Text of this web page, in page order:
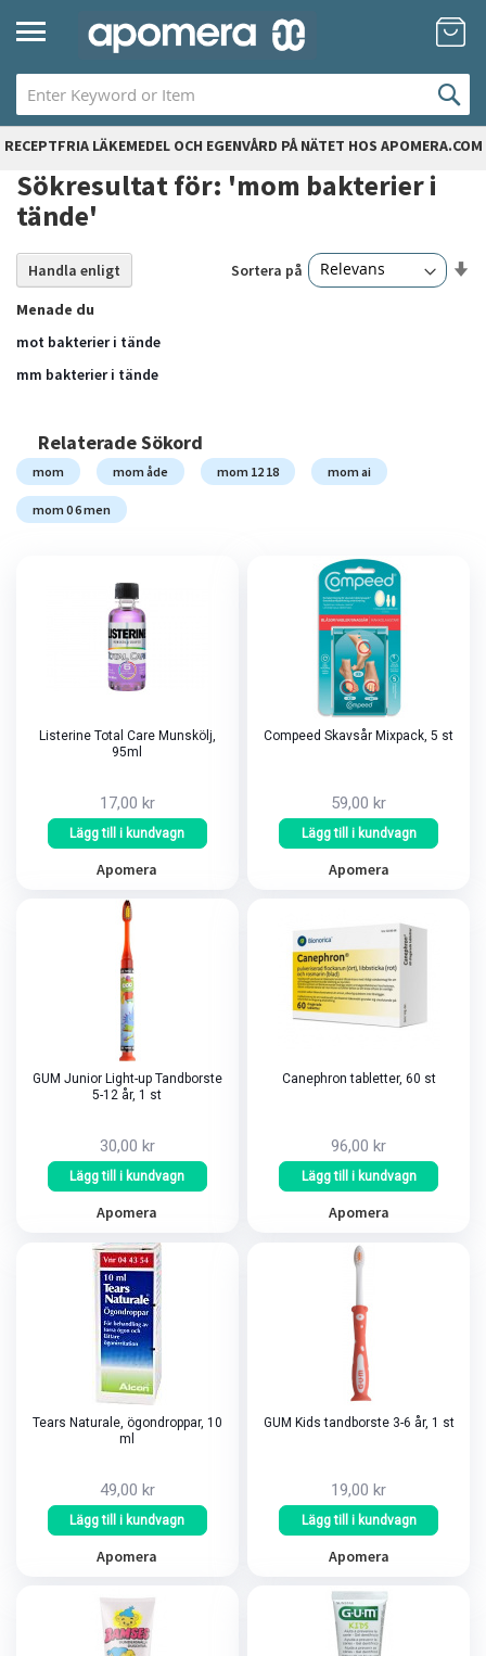
Hoppa
till
RECEPTFRIA LÄKEMEDEL OCH EGENVÅRD PÅ NÄTET HOS APOMERA.COM
Sökresultat för: 'mom bakterier i
tände'
24artiklar
Sortera på
Menade du
mot bakterier i tände
mm bakterier i tände
Relaterade Sökord
mom mom åde mom 12 18 mom ai
mom 0 6 men
Listerine Total Care Munskölj,
95ml
17,00 kr
Lägg till i kundvagn
Apomera
Compeed Skavsår Mixpack, 5 st
59,00 kr
Lägg till i kundvagn
Apomera
GUM Junior Light-up Tandborste
5-12 år, 1 st
30,00 kr
Lägg till i kundvagn
Apomera
Canephron tabletter, 60 st
96,00 kr
Lägg till i kundvagn
Apomera
Tears Naturale, ögondroppar, 10
ml
49,00 kr
Lägg till i kundvagn
Apomera
GUM Kids tandborste 3-6 år, 1 st
19,00 kr
Lägg till i kundvagn
Apomera
Handla enligt